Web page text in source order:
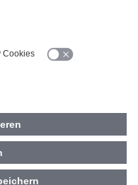
IMPRESSUM